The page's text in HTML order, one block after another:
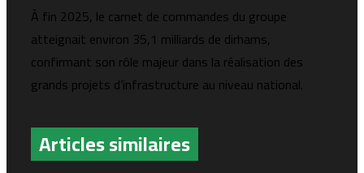
À fin 2025, le carnet de commandes du groupe
atteignait environ 35,1 milliards de dirhams,
confirmant son rôle majeur dans la réalisation des
grands projets d’infrastructure au niveau national.
Articles similaires